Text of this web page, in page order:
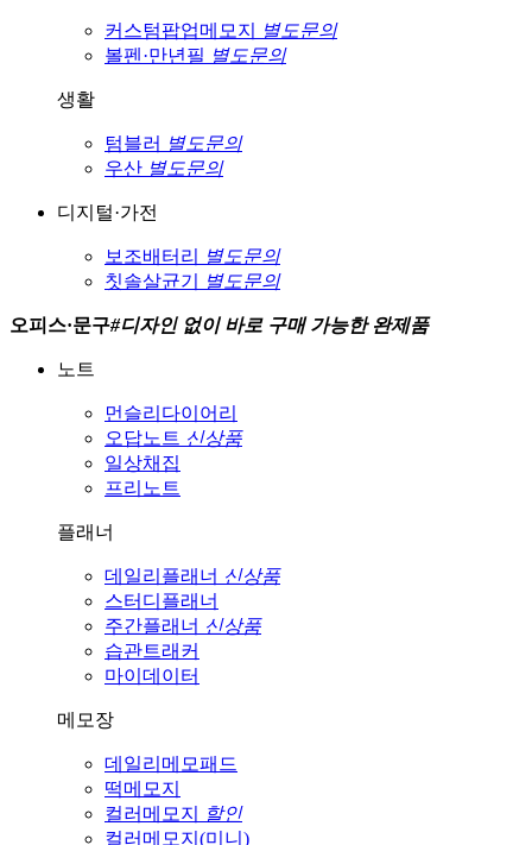
커스텀팝업메모지
별도문의
볼펜·만년필 별도문의
생활
텀블러 별도문의
우산 별도문의
디지털·가전
보조배터리
별도문의
칫솔살균기
별도문의
오피스·문구#디자인 없이 바로 구매 가능한 완제품
노트
먼슬리다이어리
오답노트 신상품
일상채집
프리노트
플래너
데일리플래너 신상품
스터디플래너
주간플래너 신상품
습관트래커
마이데이터
메모장
데일리메모패드
떡메모지
컬러메모지
할인
컬러메모지(미니)